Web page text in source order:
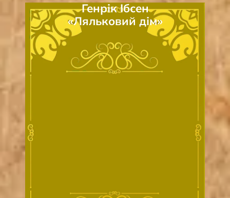
Генрік Ібсен
«Ляльковий дім»